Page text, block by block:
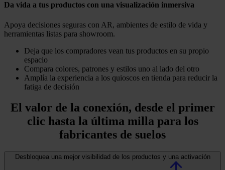
Da vida a tus productos con una visualización inmersiva
Apoya decisiones seguras con AR, ambientes de estilo de vida y
herramientas listas para showroom.
Deja que los compradores vean tus productos en su propio
espacio
Compara colores, patrones y estilos uno al lado del otro
Amplía la experiencia a los quioscos en tienda para reducir la
fatiga de decisión
El valor de la conexión, desde el primer
clic hasta la última milla para los
fabricantes de suelos
Desbloquea una mejor visibilidad de los productos y una activación